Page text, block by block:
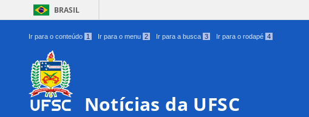
BRASIL
Ir para o conteúdo 1 Ir para o menu 2 Ir para a busca 3 Ir para o rodapé 4
Notícias da UFSC